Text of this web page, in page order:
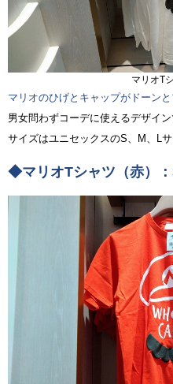
マリオT
マリオのひげとキャップがドーン
男女問わずコーデに使えるデザイン
サイズはユニセックスのS、M、Lサ
◆マリオTシャツ（赤）：